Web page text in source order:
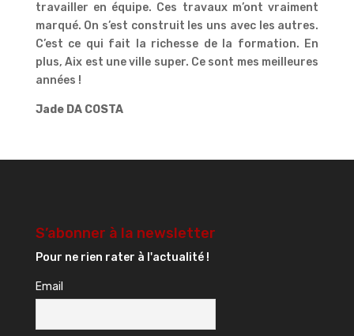
travailler en équipe. Ces travaux m’ont vraiment
marqué. On s’est construit les uns avec les autres.
C’est ce qui fait la richesse de la formation. En
plus, Aix est une ville super. Ce sont mes meilleures
années !
Jade DA COSTA
S’abonner à la newsletter
Pour ne rien rater à l'actualité !
Email